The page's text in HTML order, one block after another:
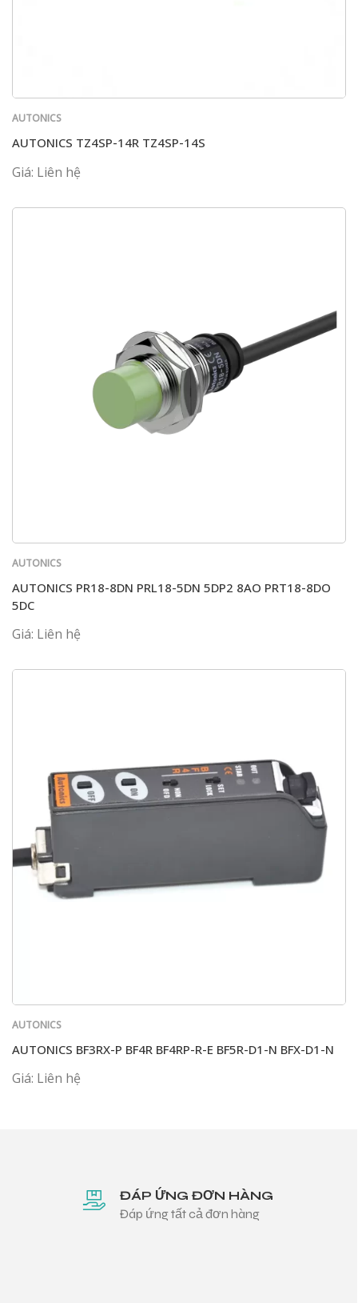
AUTONICS
AUTONICS TZ4SP-14R TZ4SP-14S
Giá: Liên hệ
AUTONICS
AUTONICS PR18-8DN PRL18-5DN 5DP2 8AO PRT18-8DO
5DC
Giá: Liên hệ
AUTONICS
AUTONICS BF3RX-P BF4R BF4RP-R-E BF5R-D1-N BFX-D1-N
Giá: Liên hệ
ĐÁP ỨNG ĐƠN HÀNG
Đáp ứng tất cả đơn hàng